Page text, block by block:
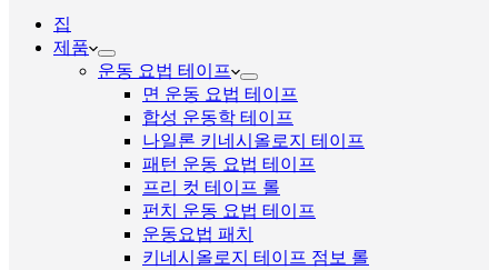
집
제품
운동 요법 테이프
면 운동 요법 테이프
합성 운동학 테이프
나일론 키네시올로지 테이프
패턴 운동 요법 테이프
프리 컷 테이프 롤
펀치 운동 요법 테이프
운동요법 패치
키네시올로지 테이프 점보 롤